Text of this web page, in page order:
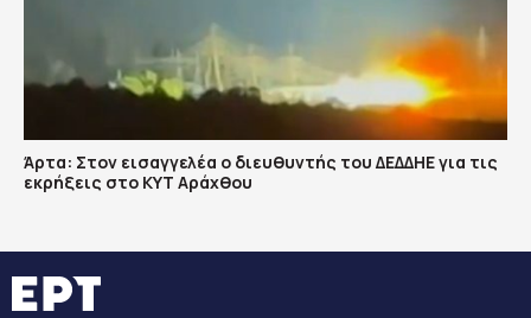
Άρτα: Στον εισαγγελέα ο διευθυντής του ΔΕΔΔΗΕ για τις
εκρήξεις στο ΚΥΤ Αράχθου